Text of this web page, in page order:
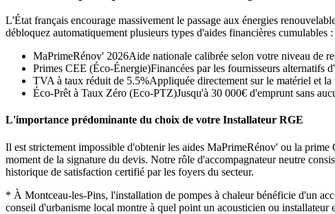
L'État français encourage massivement le passage aux énergies
débloquez automatiquement plusieurs types d'aides financières cumulables :
MaPrimeRénov' 2026Aide nationale calibrée selon votre niveau de
Primes CEE (Éco-Énergie)Financées par les fournisseurs alternatifs
TVA à taux réduit de 5.5%Appliquée directement sur le matériel et
Éco-Prêt à Taux Zéro (Eco-PTZ)Jusqu'à 30 000€ d'emprunt sans
L'importance prédominante du choix de votre Installateur RGE
Il est strictement impossible d'obtenir les aides MaPrimeRénov' ou la
moment de la signature du devis. Notre rôle d'accompagnateur neutre
historique de satisfaction certifié par les foyers du secteur.
* À Montceau-les-Pins, l'installation de pompes à chaleur bénéficie d'un
conseil d'urbanisme local montre à quel point un acousticien ou